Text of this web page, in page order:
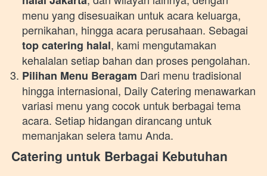
menu yang disesuaikan untuk acara keluarga,
top catering halal, kami mengutamakan
kehalalan setiap bahan dan proses pengolahan.
Pilihan Menu Beragam Dari menu tradisional
hingga internasional, Daily Catering menawarkan
variasi menu yang cocok untuk berbagai tema
acara. Setiap hidangan dirancang untuk
memanjakan selera tamu Anda.
Catering untuk Berbagai Kebutuhan